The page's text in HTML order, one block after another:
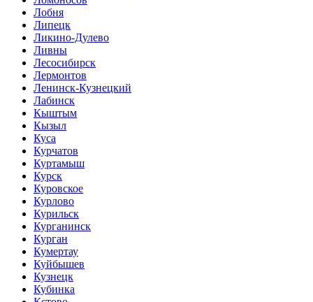
Лобня
Липецк
Ликино-Дулево
Ливны
Лесосибирск
Лермонтов
Ленинск-Кузнецкий
Лабинск
Кыштым
Кызыл
Куса
Курчатов
Куртамыш
Курск
Куровское
Курлово
Курильск
Курганинск
Курган
Кумертау
Куйбышев
Кузнецк
Кубинка